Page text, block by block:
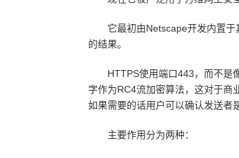
它最初由Netscape开发内置于
的结果。
HTTPS使用端口443，而不是像
字作为RC4流加密算法，这对于商
如果需要的话用户可以确认发送者
主要作用分为两种：